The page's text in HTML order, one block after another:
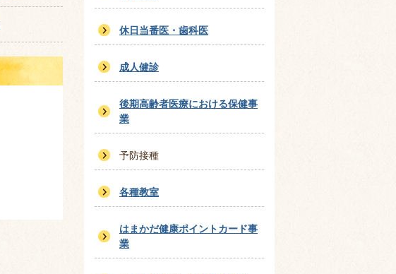
休日当番医・歯科医
成人健診
後期高齢者医療における保健事
業
予防接種
各種教室
はまかだ健康ポイントカード事
業